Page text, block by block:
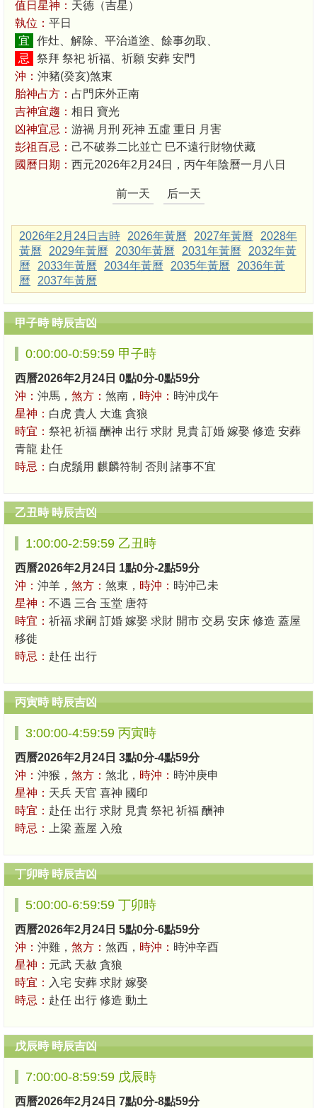
值日星神： 天德（吉星）
執位： 平日
宜
作灶、解除、平治道塗、餘事勿取、
忌
祭拜 祭祀 祈福、祈願 安葬 安門
沖： 沖豬(癸亥)煞東
胎神占方： 占門床外正南
吉神宜趨： 相日 寶光
凶神宜忌： 游禍 月刑 死神 五虛 重日 月害
彭祖百忌： 己不破券二比並亡 巳不遠行財物伏藏
國曆日期： 西元2026年2月24日，丙午年陰曆一月八日
前一天 后一天
2026年2月24日吉時 2026年黃曆 2027年黃曆
2028年
黃曆
2029年黃曆 2030年黃曆 2031年黃曆
2032年黃
曆
2033年黃曆 2034年黃曆 2035年黃曆
2036年黃
曆
2037年黃曆
甲子時 時辰吉凶
0:00:00-0:59:59 甲子時
西曆2026年2月24日 0點0分-0點59分
沖： 沖馬， 煞方： 煞南， 時沖： 時沖戊午
星神： 白虎 貴人 大進 貪狼
時宜： 祭祀 祈福 酬神 出行 求財 見貴 訂婚 嫁娶 修造 安葬
青龍 赴任
時忌： 白虎鬚用 麒麟符制 否則 諸事不宜
乙丑時 時辰吉凶
1:00:00-2:59:59 乙丑時
西曆2026年2月24日 1點0分-2點59分
沖： 沖羊， 煞方： 煞東， 時沖： 時沖己未
星神： 不遇 三合 玉堂 唐符
時宜： 祈福 求嗣 訂婚 嫁娶 求財 開市 交易 安床 修造 蓋屋
移徙
時忌： 赴任 出行
丙寅時 時辰吉凶
3:00:00-4:59:59 丙寅時
西曆2026年2月24日 3點0分-4點59分
沖： 沖猴， 煞方： 煞北， 時沖： 時沖庚申
星神： 天兵 天官 喜神 國印
時宜： 赴任 出行 求財 見貴 祭祀 祈福 酬神
時忌：
上梁 蓋屋 入殮
丁卯時 時辰吉凶
5:00:00-6:59:59 丁卯時
西曆2026年2月24日 5點0分-6點59分
沖： 沖雞， 煞方： 煞西， 時沖： 時沖辛酉
星神： 元武 天赦 貪狼
時宜： 入宅 安葬 求財 嫁娶
時忌： 赴任 出行 修造 動土
戊辰時 時辰吉凶
7:00:00-8:59:59 戊辰時
西曆2026年2月24日 7點0分-8點59分